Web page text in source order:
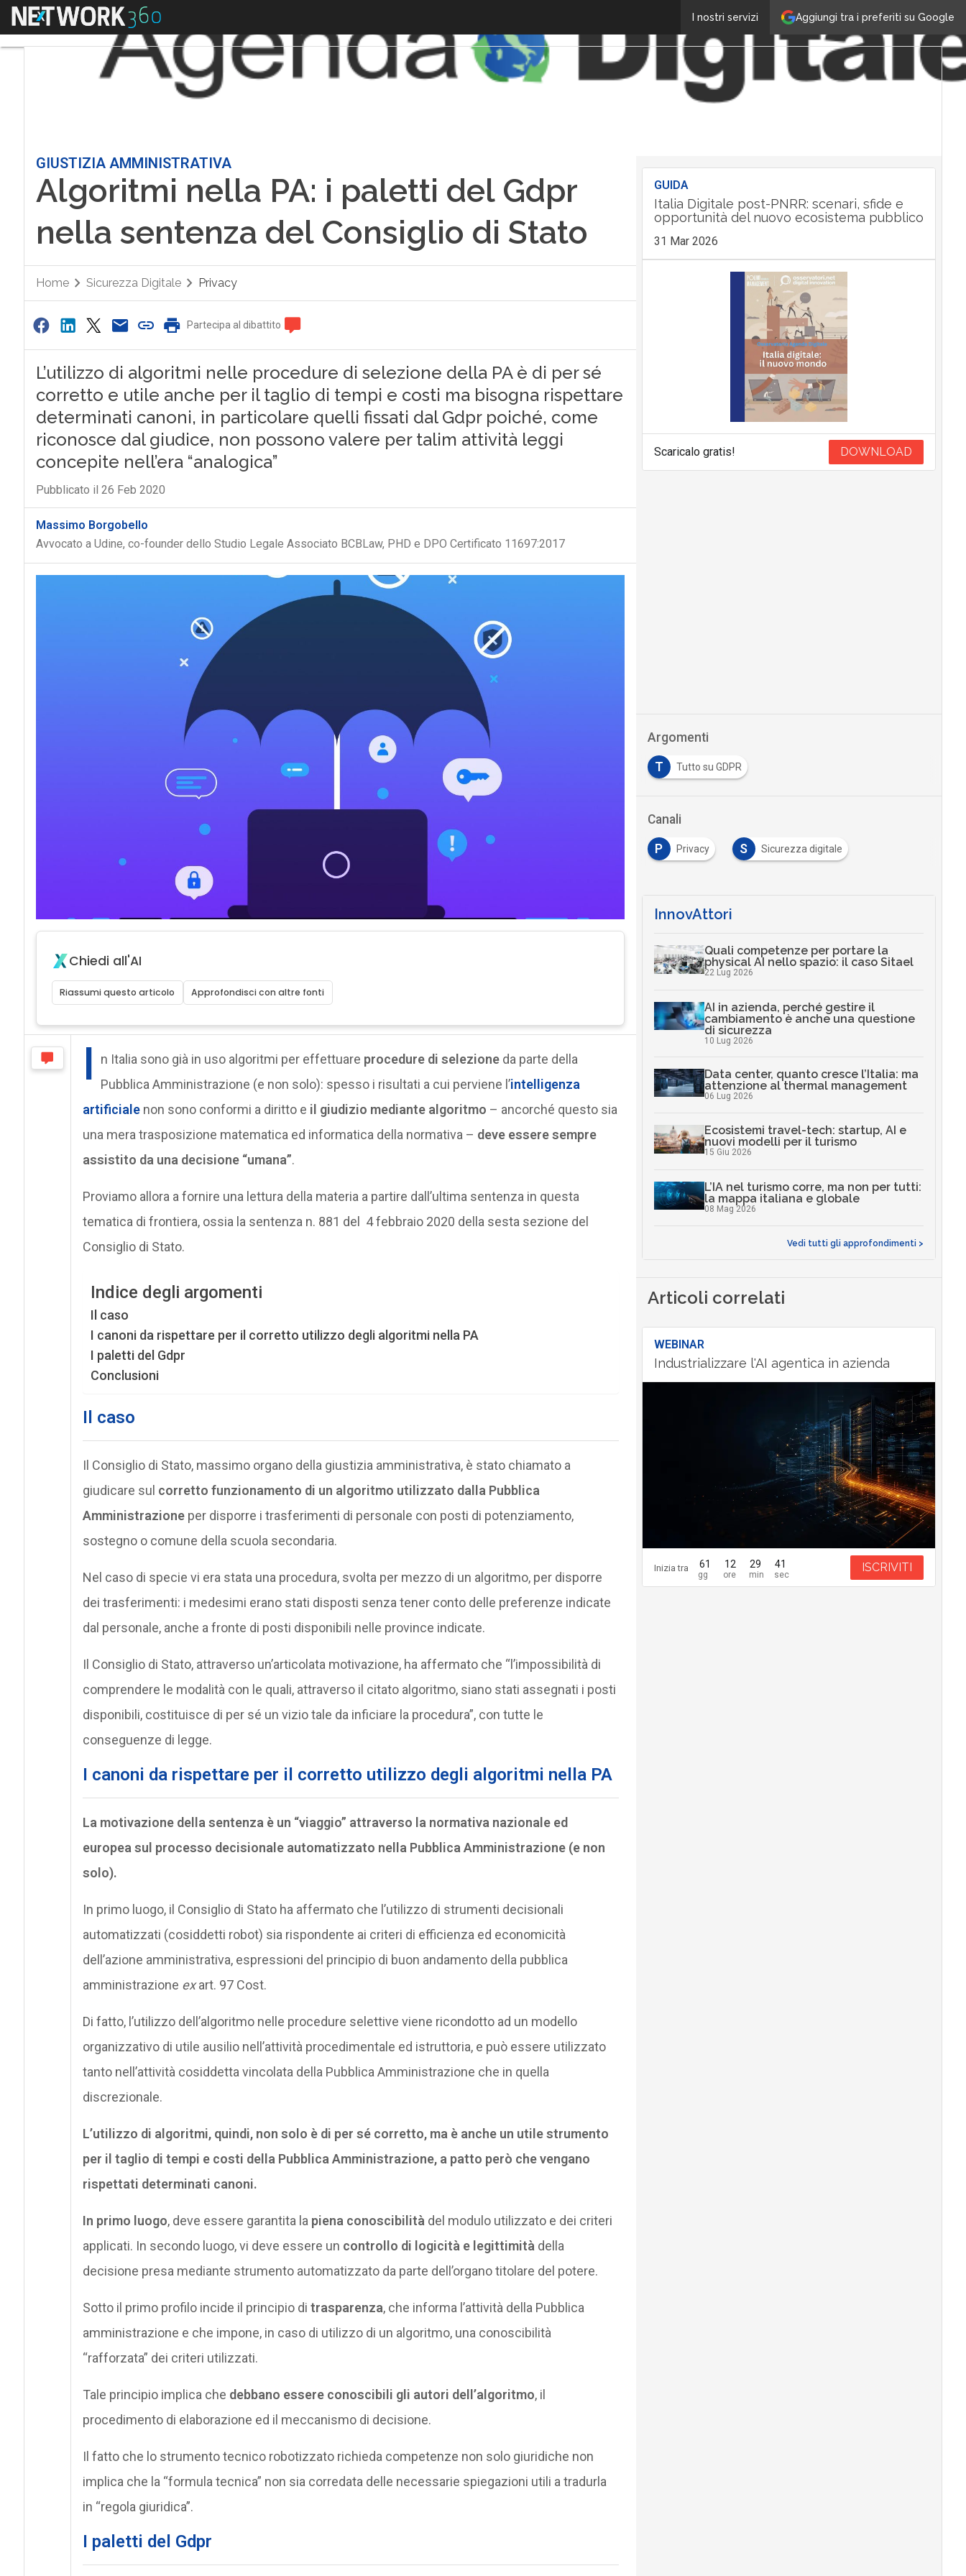
Aggiungi tra i preferiti su Google
I nostri servizi
Menu
GIUSTIZIA AMMINISTRATIVA
Algoritmi nella PA: i paletti del Gdpr
nella sentenza del Consiglio di Stato
Home Sicurezza Digitale Privacy
Partecipa al dibattito
L’utilizzo di algoritmi nelle procedure di selezione della PA è di per sé
corretto e utile anche per il taglio di tempi e costi ma bisogna rispettare
determinati canoni, in particolare quelli fissati dal Gdpr poiché, come
riconosce dal giudice, non possono valere per talim attività leggi
concepite nell’era “analogica”
Pubblicato il 26 Feb 2020
Massimo Borgobello
Avvocato a Udine, co-founder dello Studio Legale Associato BCBLaw, PHD e DPO Certificato 11697:2017
Chiedi all'AI
Riassumi questo articolo Approfondisci con altre fonti
I n Italia sono già in uso algoritmi per effettuare procedure di selezioneda parte della
Pubblica Amministrazione (e non solo): spesso i risultati a cui perviene l’intelligenza
artificiale non sono conformi a diritto e il giudizio mediante algoritmo – ancorché questo sia
una mera trasposizione matematica ed informatica della normativa – deve essere sempre
assistito da una decisione “umana”.
Proviamo allora a fornire una lettura della materia a partire dall’ultima sentenza in questa
tematica di frontiera, ossia la sentenza n. 881 del 4 febbraio 2020 della sesta sezione del
Consiglio di Stato.
Indice degli argomenti
Il caso
I canoni da rispettare per il corretto utilizzo degli algoritmi nella PA
I paletti del Gdpr
Conclusioni
Il caso
Il Consiglio di Stato, massimo organo della giustizia amministrativa, è stato chiamato a
giudicare sul corretto funzionamento di un algoritmo utilizzato dalla Pubblica
Amministrazione per disporre i trasferimenti di personale con posti di potenziamento,
sostegno o comune della scuola secondaria.
Nel caso di specie vi era stata una procedura, svolta per mezzo di un algoritmo, per disporre
dei trasferimenti: i medesimi erano stati disposti senza tener conto delle preferenze indicate
dal personale, anche a fronte di posti disponibili nelle province indicate.
Il Consiglio di Stato, attraverso un’articolata motivazione, ha affermato che “l’impossibilità di
comprendere le modalità con le quali, attraverso il citato algoritmo, siano stati assegnati i posti
disponibili, costituisce di per sé un vizio tale da inficiare la procedura”, con tutte le
conseguenze di legge.
I canoni da rispettare per il corretto utilizzo degli algoritmi nella PA
La motivazione della sentenza è un “viaggio” attraverso la normativa nazionale ed
europea sul processo decisionale automatizzato nella Pubblica Amministrazione (e non
solo).
In primo luogo, il Consiglio di Stato ha affermato che l’utilizzo di strumenti decisionali
automatizzati (cosiddetti robot) sia rispondente ai criteri di efficienza ed economicità
dell’azione amministrativa, espressioni del principio di buon andamento della pubblica
amministrazione exart. 97 Cost.
Di fatto, l’utilizzo dell’algoritmo nelle procedure selettive viene ricondotto ad un modello
organizzativo di utile ausilio nell’attività procedimentale ed istruttoria, e può essere utilizzato
tanto nell’attività cosiddetta vincolata della Pubblica Amministrazione che in quella
discrezionale.
L’utilizzo di algoritmi, quindi, non solo è di per sé corretto, ma è anche un utile strumento
per il taglio di tempi e costi della Pubblica Amministrazione, a patto però che vengano
rispettati determinati canoni.
In primo luogo, deve essere garantita la piena conoscibilità del modulo utilizzato e dei criteri
applicati. In secondo luogo, vi deve essere un controllo di logicità e legittimità della
decisione presa mediante strumento automatizzato da parte dell’organo titolare del potere.
Sotto il primo profilo incide il principio di trasparenza, che informa l’attività della Pubblica
amministrazione e che impone, in caso di utilizzo di un algoritmo, una conoscibilità
“rafforzata” dei criteri utilizzati.
Tale principio implica che debbano essere conoscibili gli autori dell’algoritmo, il
procedimento di elaborazione ed il meccanismo di decisione.
Il fatto che lo strumento tecnico robotizzato richieda competenze non solo giuridiche non
implica che la “formula tecnica” non sia corredata delle necessarie spiegazioni utili a tradurla
in “regola giuridica”.
I paletti del Gdpr
GUIDA
Italia Digitale post-PNRR: scenari, sfide e
opportunità del nuovo ecosistema pubblico
31 Mar 2026
Scaricalo gratis! DOWNLOAD
Argomenti
T Tutto su GDPR
Canali
P Privacy S Sicurezza digitale
InnovAttori
Quali competenze per portare la
physical AI nello spazio: il caso Sitael
22 Lug 2026
AI in azienda, perché gestire il
cambiamento è anche una questione
di sicurezza
10 Lug 2026
Data center, quanto cresce l’Italia: ma
attenzione al thermal management
06 Lug 2026
Ecosistemi travel-tech: startup, AI e
nuovi modelli per il turismo
15 Giu 2026
L’IA nel turismo corre, ma non per tutti:
la mappa italiana e globale
08 Mag 2026
Vedi tutti gli approfondimenti >
Articoli correlati
WEBINAR
Industrializzare l'AI agentica in azienda
Inizia tra 61 12 29 40 ISCRIVITI